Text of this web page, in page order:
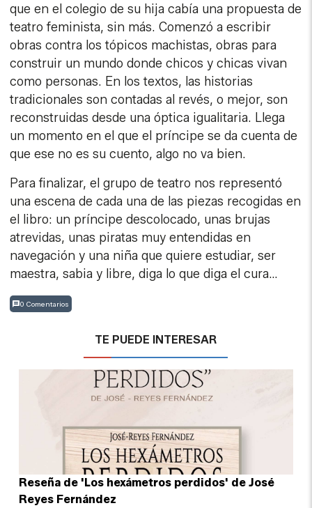
que en el colegio de su hija cabía una propuesta de
teatro feminista, sin más. Comenzó a escribir
obras contra los tópicos machistas, obras para
construir un mundo donde chicos y chicas vivan
como personas. En los textos, las historias
tradicionales son contadas al revés, o mejor, son
reconstruidas desde una óptica igualitaria. Llega
un momento en el que el príncipe se da cuenta de
que ese no es su cuento, algo no va bien.
Para finalizar, el grupo de teatro nos representó
una escena de cada una de las piezas recogidas en
el libro: un príncipe descolocado, unas brujas
atrevidas, unas piratas muy entendidas en
navegación y una niña que quiere estudiar, ser
maestra, sabia y libre, diga lo que diga el cura…
0 Comentarios
TE PUEDE INTERESAR
Reseña de 'Los hexámetros perdidos' de José
Reyes Fernández